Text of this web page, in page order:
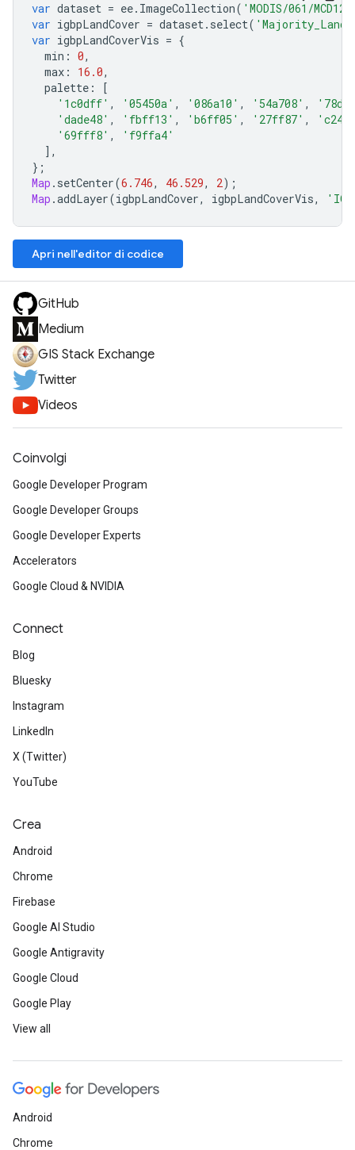
var dataset = ee. ImageCollection( 'MODIS/061/
var igbpLandCover = dataset. select(
var igbpLandCoverVis = {
min : 0,
max : 16.0,
palette :
[
'1c0dff' , '05450a' , '086a10' , '54a708' ,
'dade48' , 'fbff13' , 'b6ff05' , '27ff87' ,
'69fff8' ,
'f9ffa4'
],
};
Map . setCenter(6.746, 46.529, 2);
Map .addLayer(igbpLandCover, igbpLandCoverVis,
Apri nell'editor di codice
GitHub
Medium
GIS Stack Exchange
Twitter
Videos
Coinvolgi
Google Developer Program
Google Developer Groups
Google Developer Experts
Accelerators
Google Cloud & NVIDIA
Connect
Blog
Bluesky
Instagram
LinkedIn
X (Twitter)
YouTube
Crea
Android
Chrome
Firebase
Google AI Studio
Google Antigravity
Google Cloud
Google Play
View all
Android
Chrome